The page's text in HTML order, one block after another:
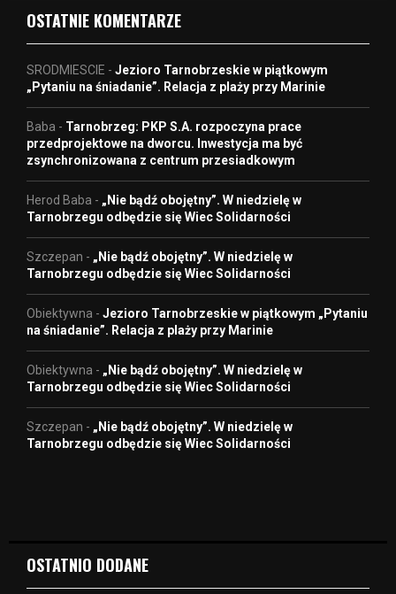
OSTATNIE KOMENTARZE
SRODMIESCIE - Jezioro Tarnobrzeskie w piątkowym
„Pytaniu na śniadanie”. Relacja z plaży przy Marinie
Baba - Tarnobrzeg: PKP S.A. rozpoczyna prace
przedprojektowe na dworcu. Inwestycja ma być
zsynchronizowana z centrum przesiadkowym
Herod Baba - „Nie bądź obojętny”. W niedzielę w
Tarnobrzegu odbędzie się Wiec Solidarności
Szczepan - „Nie bądź obojętny”. W niedzielę w
Tarnobrzegu odbędzie się Wiec Solidarności
Obiektywna - Jezioro Tarnobrzeskie w piątkowym „Pytaniu
na śniadanie”. Relacja z plaży przy Marinie
Obiektywna - „Nie bądź obojętny”. W niedzielę w
Tarnobrzegu odbędzie się Wiec Solidarności
Szczepan - „Nie bądź obojętny”. W niedzielę w
Tarnobrzegu odbędzie się Wiec Solidarności
OSTATNIO DODANE